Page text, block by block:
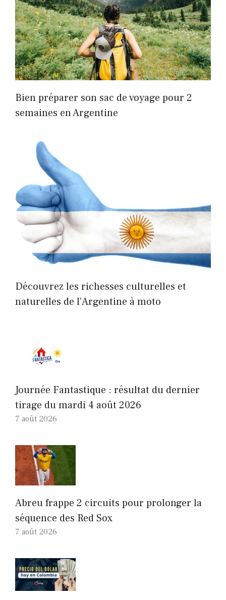
Bien préparer son sac de voyage pour 2
semaines en Argentine
Découvrez les richesses culturelles et
naturelles de l’Argentine à moto
Journée Fantastique : résultat du dernier
tirage du mardi 4 août 2026
7 août 2026
Abreu frappe 2 circuits pour prolonger la
séquence des Red Sox
7 août 2026